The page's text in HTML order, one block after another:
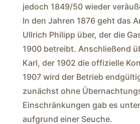
jedoch 1849/50 wieder
In den Jahren 1876 geht das
Ullrich Philipp über, der die
1900 betreibt. Anschließend
Karl, der 1902 die offizielle
1907 wird der Betrieb
zunächst ohne
Einschränkungen gab es
aufgrund einer Seuche.